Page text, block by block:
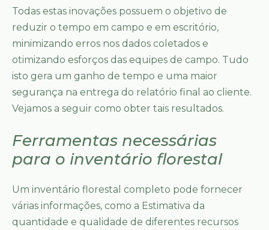
Todas estas inovações possuem o objetivo de
reduzir o tempo em campo e em escritório,
minimizando erros nos dados coletados e
otimizando esforços das equipes de campo. Tudo
isto gera um ganho de tempo e uma maior
segurança na entrega do relatório final ao cliente.
Vejamos a seguir como obter tais resultados.
Ferramentas necessárias
para o inventário florestal
Um inventário florestal completo pode fornecer
várias informações, como a Estimativa da
quantidade e qualidade de diferentes recursos